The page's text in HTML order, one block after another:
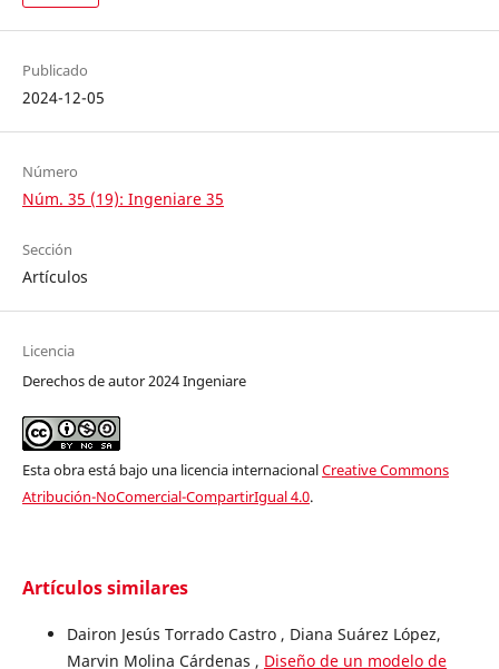
Publicado
2024-12-05
Número
Núm. 35 (19): Ingeniare 35
Sección
Artículos
Licencia
Derechos de autor 2024 Ingeniare
Esta obra está bajo una licencia internacionalCreative Commons
Atribución-NoComercial-CompartirIgual 4.0.
Artículos similares
Dairon Jesús Torrado Castro , Diana Suárez López,
Marvin Molina Cárdenas , Diseño de un modelo de